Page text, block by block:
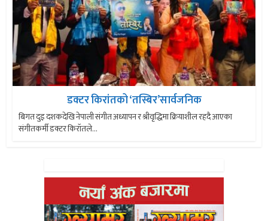
डक्टर किरांतको ‘तस्बिर’सार्वजनिक
बिगत दुइ दशकदेखि नेपाली संगीत अध्यापन र श्रीवृद्धिमा क्रियाशील रहदै आएका
संगीतकर्मी डक्टर किरॉतले...